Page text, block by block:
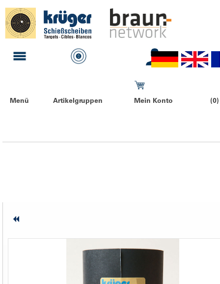
Menü Artikelgruppen Mein Konto